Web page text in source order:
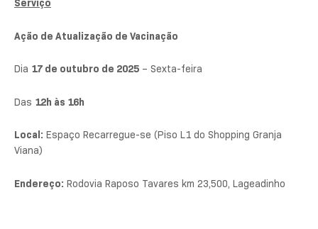
Serviço
Ação de Atualização de Vacinação
Dia 17 de outubro de 2025 – Sexta-feira
Das 12h às 16h
Local: Espaço Recarregue-se (Piso L1 do Shopping Granja
Viana)
Endereço: Rodovia Raposo Tavares km 23,500, Lageadinho